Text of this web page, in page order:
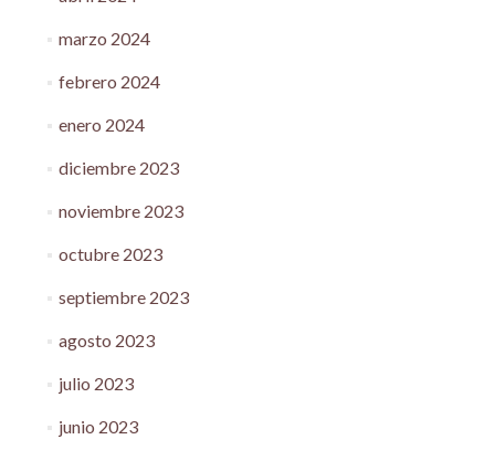
marzo 2024
febrero 2024
enero 2024
diciembre 2023
noviembre 2023
octubre 2023
septiembre 2023
agosto 2023
julio 2023
junio 2023